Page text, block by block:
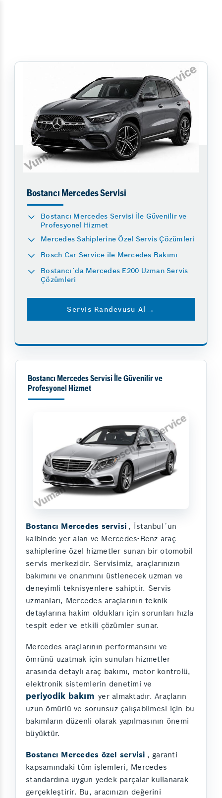
Bostancı Mercedes Servisi
Bostancı Mercedes Servisi İle Güvenilir ve
Profesyonel Hizmet
Mercedes Sahiplerine Özel Servis Çözümleri
Bosch Car Service ile Mercedes Bakımı
Bostancı´da Mercedes E200 Uzman Servis
Çözümleri
Servis Randevusu Al
Bostancı Mercedes Servisi İle Güvenilir ve
Profesyonel Hizmet
Bostancı Mercedes servisi , İstanbul´un
kalbinde yer alan ve Mercedes-Benz araç
sahiplerine özel hizmetler sunan bir otomobil
servis merkezidir. Servisimiz, araçlarınızın
bakımını ve onarımını üstlenecek uzman ve
deneyimli teknisyenlere sahiptir. Servis
uzmanları, Mercedes araçlarının teknik
detaylarına hakim oldukları için sorunları hızla
tespit eder ve etkili çözümler sunar.
Mercedes araçlarının performansını ve
ömrünü uzatmak için sunulan hizmetler
arasında detaylı araç bakımı, motor kontrolü,
elektronik sistemlerin denetimi ve
periyodik bakım yer almaktadır. Araçların
uzun ömürlü ve sorunsuz çalışabilmesi için bu
bakımların düzenli olarak yapılmasının önemi
büyüktür.
Bostancı Mercedes özel servisi , garanti
kapsamındaki tüm işlemleri, Mercedes
standardına uygun yedek parçalar kullanarak
gerçekleştirir. Bu, aracınızın değerini